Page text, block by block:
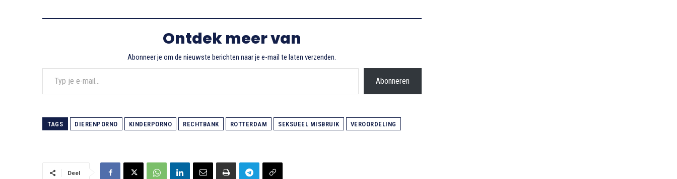
Ontdek meer van
Abonneer je om de nieuwste berichten naar je e-mail te laten verzenden.
Typ je e-mail...
Abonneren
TAGS DIERENPORNO KINDERPORNO RECHTBANK ROTTERDAM SEKSUEEL MISBRUIK VEROORDELING
Deel